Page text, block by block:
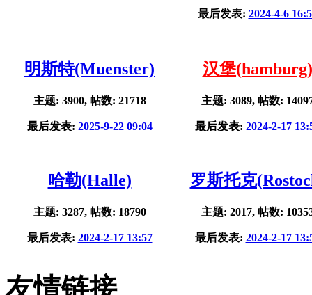
最后发表: 2024-4-6
明斯特(Muenster)
主题: 3900, 帖数: 21718
最后发表: 2025-9-22 09:04
汉堡(hamburg)
主题: 3089, 帖数:
最后发表: 2024-2-17
哈勒(Halle)
主题: 3287, 帖数: 18790
最后发表: 2024-2-17 13:57
罗斯托克
主题: 2017, 帖数:
最后发表: 2024-2-17
友情链接